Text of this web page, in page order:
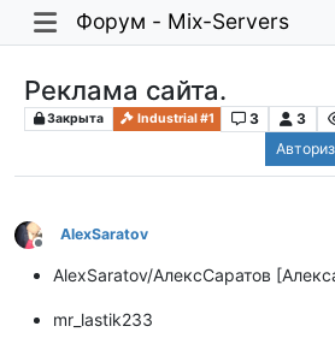
Форум - Mix-Servers
Реклама сайта.
Закрыта Industrial #1 3 3
Не в сети
AlexSaratov
AlexSaratov/АлексСаратов
mr_lastik233